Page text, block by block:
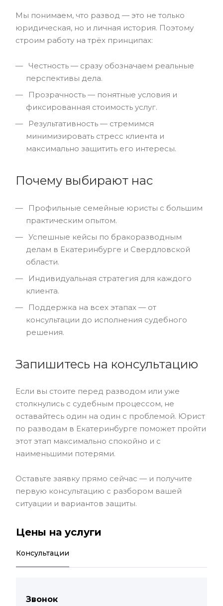
Мы понимаем, что развод — это не только
юридическая, но и личная история. Поэтому
строим работу на трёх принципах:
Честность — сразу обозначаем реальные
перспективы дела.
Прозрачность — понятные условия и
фиксированная стоимость услуг.
Результативность — стремимся
минимизировать стресс клиента и
максимально защитить его интересы.
Почему выбирают нас
Профильные семейные юристы с большим
практическим опытом.
Успешные кейсы по бракоразводным
делам в Екатеринбурге и Свердловской
области.
Индивидуальная стратегия для каждого
клиента.
Поддержка на всех этапах — от
консультации до исполнения судебного
решения.
Запишитесь на консультацию
Если вы стоите перед разводом или уже
столкнулись с судебным процессом, не
оставайтесь один на один с проблемой. Юрист
по разводам в Екатеринбурге поможет пройти
этот этап максимально спокойно и с
наименьшими потерями.
Оставьте заявку прямо сейчас — и получите
первую консультацию с разбором вашей
ситуации и вариантов защиты.
Цены на услуги
Консультации
Звонок